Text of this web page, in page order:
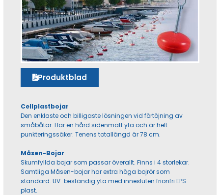
Produktblad
Cellplastbojar
Den enklaste och billigaste lösningen vid förtöjning av
småbåtar. Har en hård sidenmatt yta och är helt
punkteringssäker. Tenens totallängd är 78 cm.
Måsen-Bojar
Skumfyllda bojar som passar överallt. Finns i 4 storlekar.
Samtliga Måsen-bojar har extra höga bojrör som
standard. UV-beständig yta med innesluten frionfri EPS-
plast.